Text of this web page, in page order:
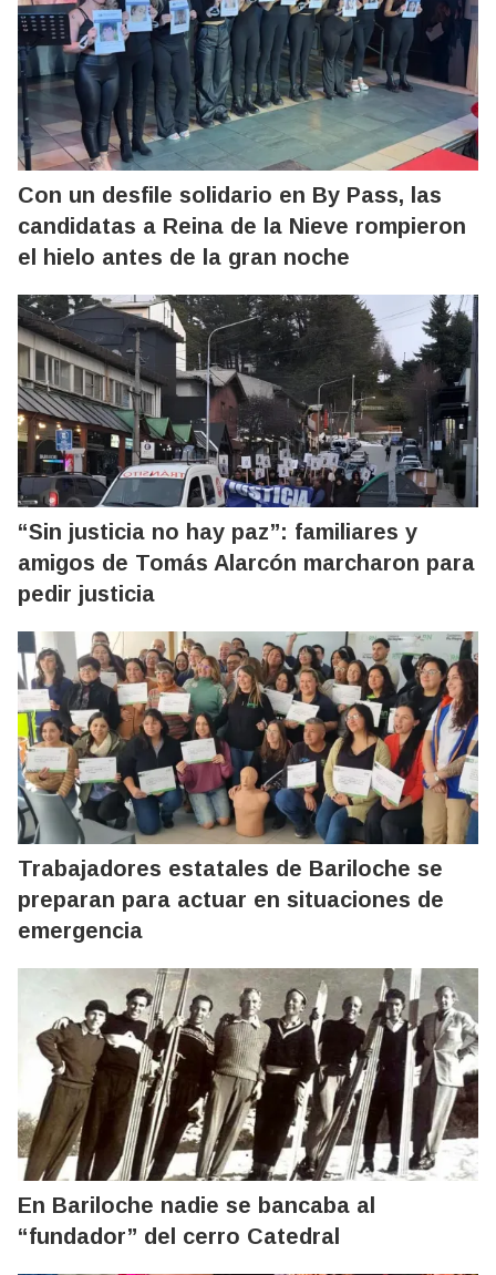
Con un desfile solidario en By Pass, las
candidatas a Reina de la Nieve rompieron
el hielo antes de la gran noche
“Sin justicia no hay paz”: familiares y
amigos de Tomás Alarcón marcharon para
pedir justicia
Trabajadores estatales de Bariloche se
preparan para actuar en situaciones de
emergencia
En Bariloche nadie se bancaba al
“fundador” del cerro Catedral